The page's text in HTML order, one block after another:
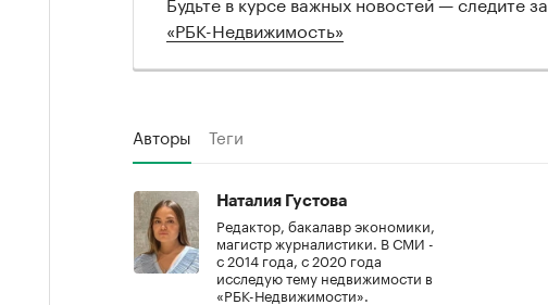
«РБК-Недвижимость»
Авторы Теги
Наталия Густова
Редактор, бакалавр экономики,
магистр журналистики. В СМИ -
с 2014 года, с 2020 года
исследую тему недвижимости в
«РБК-Недвижимости».